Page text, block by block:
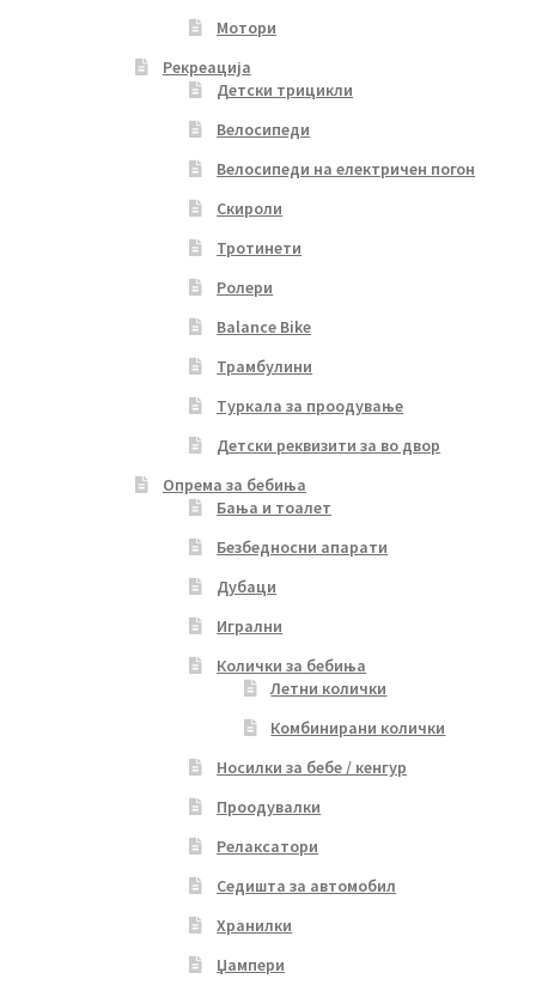
Мотори
Рекреација
Детски трицикли
Велосипеди
Велосипеди на електричен погон
Скироли
Тротинети
Ролери
Balance Bike
Трамбулини
Туркала за проодување
Детски реквизити за во двор
Опрема за бебиња
Бања и тоалет
Безбедносни апарати
Дубаци
Игрални
Колички за бебиња
Летни колички
Комбинирани колички
Носилки за бебе / кенгур
Проодувалки
Релаксатори
Седишта за автомобил
Хранилки
Џампери